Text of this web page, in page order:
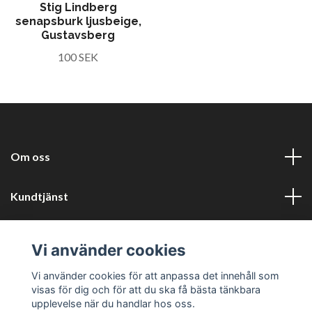
Stig Lindberg
senapsburk ljusbeige,
Gustavsberg
100 SEK
Om oss
Kundtjänst
Sociala medier
Vi använder cookies
Vi använder cookies för att anpassa det innehåll som
visas för dig och för att du ska få bästa tänkbara
upplevelse när du handlar hos oss.